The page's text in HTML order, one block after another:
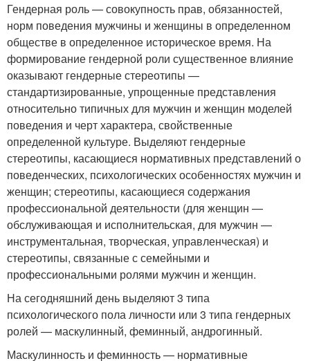
Гендерная роль — совокупность прав, обязанностей,
норм поведения мужчины и женщины в определенном
обществе в определенное историческое время. На
формирование гендерной роли существенное влияние
оказывают гендерные стереотипы —
стандартизированные, упрощенные представления
относительно типичных для мужчин и женщин моделей
поведения и черт характера, свойственные
определенной культуре. Выделяют гендерные
стереотипы, касающиеся нормативных представлений о
поведенческих, психологических особенностях мужчин и
женщин; стереотипы, касающиеся содержания
профессиональной деятельности (для женщин —
обслуживающая и исполнительская, для мужчин —
инструментальная, творческая, управленческая) и
стереотипы, связанные с семейными и
профессиональными ролями мужчин и женщин.
На сегодняшний день выделяют 3 типа
психологического пола личности или 3 типа гендерных
ролей — маскулинный, феминный, андрогинный.
Маскулинность и феминность — нормативные